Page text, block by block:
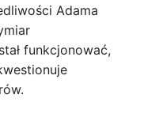
Adama
funkcjonować,